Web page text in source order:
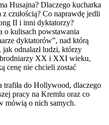
Husajna? Dlaczego kucharka
czułością? Co naprawdę jedli
II i inni dyktatorzy?
o kulisach powstawania
dyktatorów”, nad którą
jak odnalazł ludzi, którzy
XX i XXI wieku,
cenę nie chcieli zostać
trafiła do Hollywood, dlaczego
pracy na Kremlu oraz co
mówią o nich samych.